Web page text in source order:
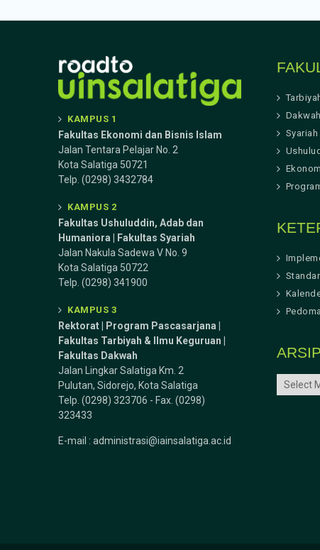
KAMPUS 1
Fakultas Ekonomi dan Bisnis Islam
Jalan Tentara Pelajar No. 2
Kota Salatiga 50721
Telp. (0298) 3432784
KAMPUS 2
Fakultas Ushuluddin, Adab dan
Humaniora | Fakultas Syariah
Jalan Nakula Sadewa V No. 9
Kota Salatiga 50722
Telp. (0298) 341900
KAMPUS 3
Rektorat | Program Pascasarjana |
Fakultas Tarbiyah & Ilmu Keguruan |
Fakultas Dakwah
Jalan Lingkar Salatiga Km. 2
Pulutan, Sidorejo, Kota Salatiga
Telp. (0298) 323706 - Fax. (0298)
323433
E-mail : administrasi@iainsalatiga.ac.id
Dakwah
Syariah
ARSIP
ARSIP